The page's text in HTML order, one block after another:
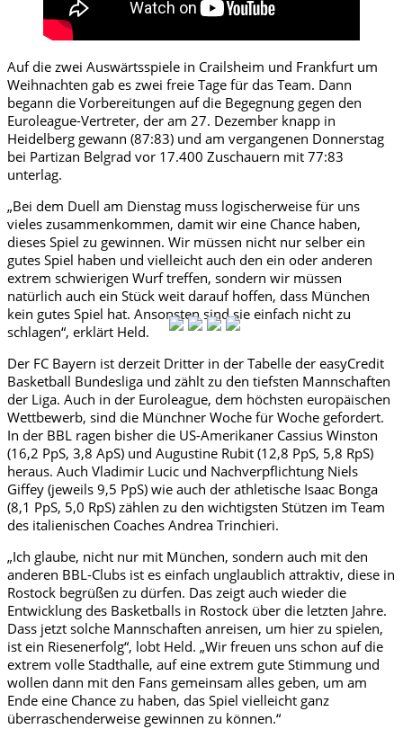
Auf die zwei Auswärtsspiele in Crailsheim und Frankfurt um
Weihnachten gab es zwei freie Tage für das Team. Dann
begann die Vorbereitungen auf die Begegnung gegen den
Euroleague-Vertreter, der am 27. Dezember knapp in
Heidelberg gewann (87:83) und am vergangenen Donnerstag
bei Partizan Belgrad vor 17.400 Zuschauern mit 77:83
unterlag.
„Bei dem Duell am Dienstag muss logischerweise für uns
vieles zusammenkommen, damit wir eine Chance haben,
dieses Spiel zu gewinnen. Wir müssen nicht nur selber ein
gutes Spiel haben und vielleicht auch den ein oder anderen
extrem schwierigen Wurf treffen, sondern wir müssen
natürlich auch ein Stück weit darauf hoffen, dass München
kein gutes Spiel hat. Ansonsten sind sie einfach nicht zu
schlagen“, erklärt Held.
Der FC Bayern ist derzeit Dritter in der Tabelle der easyCredit
Basketball Bundesliga und zählt zu den tiefsten Mannschaften
der Liga. Auch in der Euroleague, dem höchsten europäischen
Wettbewerb, sind die Münchner Woche für Woche gefordert.
In der BBL ragen bisher die US-Amerikaner Cassius Winston
(16,2 PpS, 3,8 ApS) und Augustine Rubit (12,8 PpS, 5,8 RpS)
heraus. Auch Vladimir Lucic und Nachverpflichtung Niels
Giffey (jeweils 9,5 PpS) wie auch der athletische Isaac Bonga
(8,1 PpS, 5,0 RpS) zählen zu den wichtigsten Stützen im Team
des italienischen Coaches Andrea Trinchieri.
„Ich glaube, nicht nur mit München, sondern auch mit den
anderen BBL-Clubs ist es einfach unglaublich attraktiv, diese in
Rostock begrüßen zu dürfen. Das zeigt auch wieder die
Entwicklung des Basketballs in Rostock über die letzten Jahre.
Dass jetzt solche Mannschaften anreisen, um hier zu spielen,
ist ein Riesenerfolg“, lobt Held. „Wir freuen uns schon auf die
extrem volle Stadthalle, auf eine extrem gute Stimmung und
wollen dann mit den Fans gemeinsam alles geben, um am
Ende eine Chance zu haben, das Spiel vielleicht ganz
überraschenderweise gewinnen zu können.“